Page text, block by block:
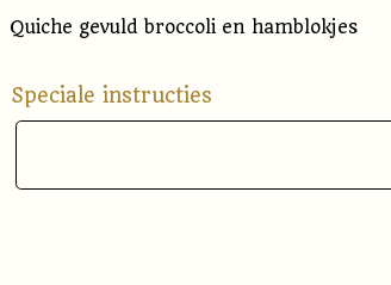
Quiche gevuld broccoli en hamblokjes
Speciale instructies